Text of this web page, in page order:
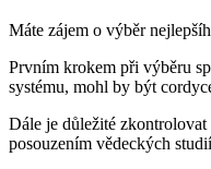
Máte zájem o výběr
Prvním krokem při výběru
systému, mohl by být
Dále je důležité
posouzením vědeckých